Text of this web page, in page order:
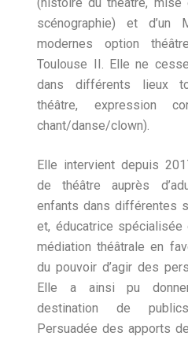
scénographie) et d’un
modernes option
Toulouse II. Elle ne
dans différents lieux
théâtre, expression
chant/danse/clown).
Elle intervient depuis
de théâtre auprès
enfants dans différentes
et, éducatrice
médiation théâtrale en
du pouvoir d’agir des
Elle a ainsi pu
destination de
Persuadée des apports